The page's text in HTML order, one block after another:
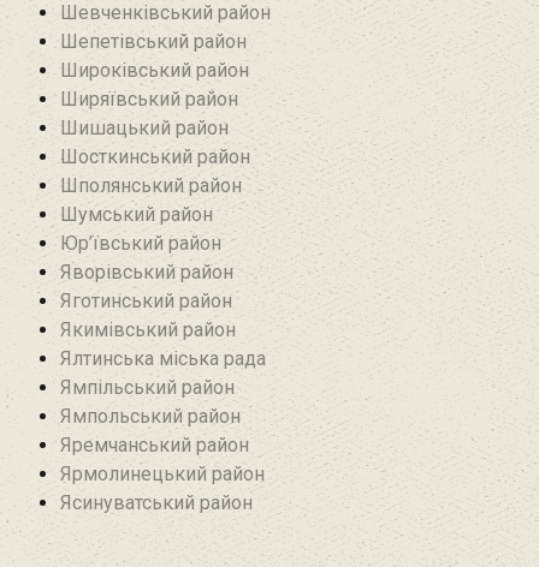
Шевченківський район
Шепетівський район
Широківський район
Ширяївський район
Шишацький район
Шосткинський район
Шполянський район
Шумський район
Юр’ївський район
Яворівський район
Яготинський район
Якимівський район
Ялтинська міська рада
Ямпільський район
Ямпольський район
Яремчанський район
Ярмолинецький район
Ясинуватський район